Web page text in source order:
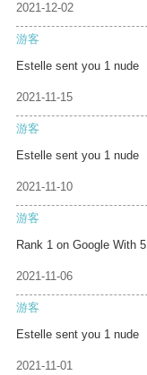
2021-12-02
游客
Estelle sent you 1 nude
2021-11-15
游客
Estelle sent you 1 nude
2021-11-10
游客
Rank 1 on Google With 5
2021-11-06
游客
Estelle sent you 1 nude
2021-11-01